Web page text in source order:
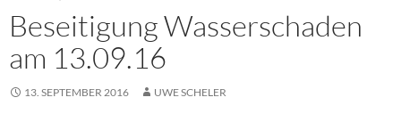
Beseitigung Wasserschaden
am 13.09.16
13. SEPTEMBER 2016 UWE SCHELER